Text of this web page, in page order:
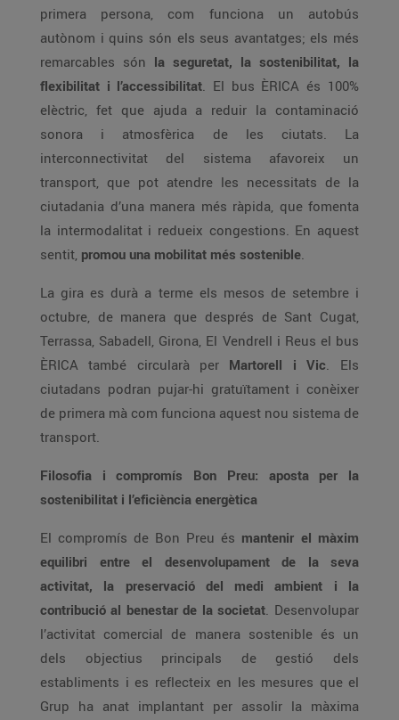
primera persona, com funciona un autobús
autònom i quins són els seus avantatges; els més
remarcables són la seguretat, la sostenibilitat, la
flexibilitat i l’accessibilitat. El bus ÈRICA és 100%
elèctric, fet que ajuda a reduir la contaminació
sonora i atmosfèrica de les ciutats. La
interconnectivitat del sistema afavoreix un
transport, que pot atendre les necessitats de la
ciutadania d’una manera més ràpida, que fomenta
la intermodalitat i redueix congestions. En aquest
sentit, promou una mobilitat més sostenible.
La gira es durà a terme els mesos de setembre i
octubre, de manera que després de Sant Cugat,
Terrassa, Sabadell, Girona, El Vendrell i Reus el bus
ÈRICA també circularà per Martorell i Vic. Els
ciutadans podran pujar-hi gratuïtament i conèixer
de primera mà com funciona aquest nou sistema de
transport.
Filosofia i compromís Bon Preu: aposta per la
sostenibilitat i l’eficiència energètica
El compromís de Bon Preu és mantenir el màxim
equilibri entre el desenvolupament de la seva
activitat, la preservació del medi ambient i la
contribució al benestar de la societat. Desenvolupar
l’activitat comercial de manera sostenible és un
dels objectius principals de gestió dels
establiments i es reflecteix en les mesures que el
Grup ha anat implantant per assolir la màxima